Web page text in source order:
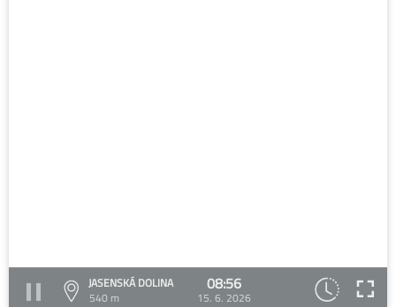
JASENSKÁ DOLINA
540 m
08:56
15. 6. 2026